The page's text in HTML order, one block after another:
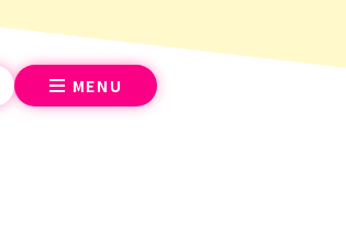
MENU